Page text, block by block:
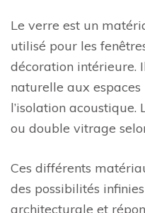
Le verre est un
utilisé pour les
décoration intérieure.
naturelle aux
l’isolation
ou double vitrage
Ces différents
des possibilités
architecturale et